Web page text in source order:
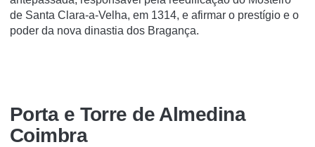
de Santa Clara-a-Velha, em 1314, e afirmar o prestígio e o
poder da nova dinastia dos Bragança.
Porta e Torre de Almedina
Coimbra